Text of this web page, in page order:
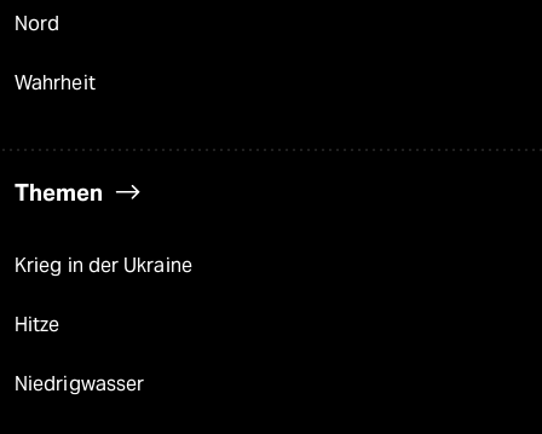
Nord
Wahrheit
Themen
Krieg in der Ukraine
Hitze
Niedrigwasser